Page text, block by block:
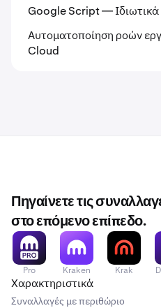
Google Script — Ιδιωτικά
Αυτοματοποίηση ροών
Cloud
Πηγαίνετε τις
στο επόμενο επίπεδο.
Pro Kraken Krak
Χαρακτηριστικά
Συναλλαγές με περιθώριο